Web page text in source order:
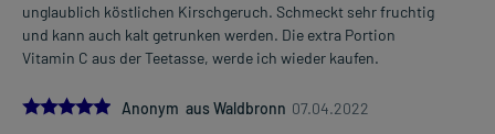
unglaublich köstlichen Kirschgeruch. Schmeckt sehr fruchtig
und kann auch kalt getrunken werden. Die extra Portion
Vitamin C aus der Teetasse, werde ich wieder kaufen.
5.0Anonym aus Waldbronn 07.04.2022